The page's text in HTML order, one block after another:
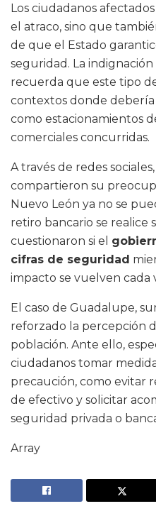
Los ciudadanos
el atraco, sino que
de que el Estado
seguridad. La
recuerda que este tipo
contextos donde debería
como estacionamientos
comerciales concurridas.
A través de redes
compartieron su
Nuevo León ya no se
retiro bancario se realice
cuestionaron si el
cifras de seguridad
impacto se vuelven cada
El caso de Guadalupe,
reforzado la percepción
población. Ante ello,
ciudadanos tomar
precaución, como evitar
de efectivo y solicitar
seguridad privada o
Array